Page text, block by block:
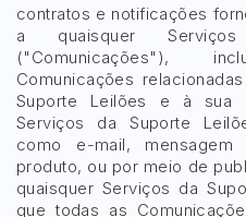
contratos e notificações
a quaisquer
("Comunicações"),
Comunicações
Suporte Leilões e à sua
Serviços da Suporte
como e-mail,
produto, ou por meio de
quaisquer Serviços da
que todas as